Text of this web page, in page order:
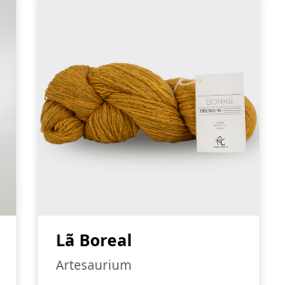
Lã Boreal
Artesaurium